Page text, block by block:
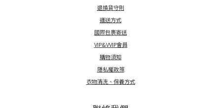
退換貨守則
運送方式
國際包裹寄送
VIP&VVIP會員
購物須知
隱私權政策
衣物清洗、保養方式